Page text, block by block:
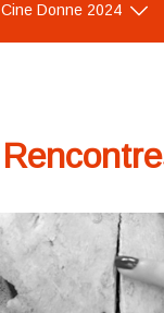
Cine Donne 2024